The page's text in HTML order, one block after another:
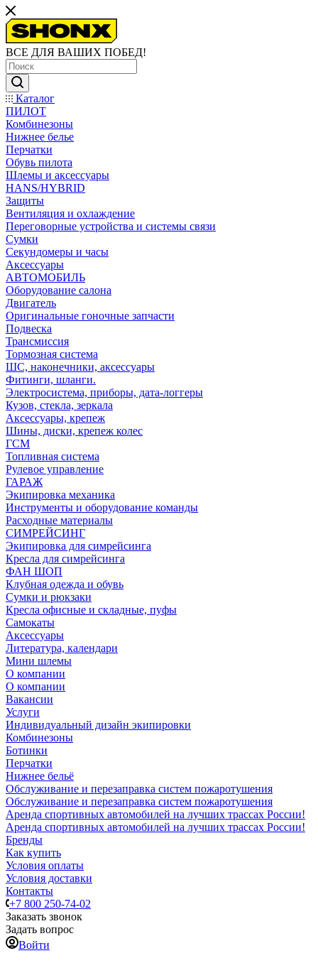
ВСЕ ДЛЯ ВАШИХ ПОБЕД!
Каталог
ПИЛОТ
Комбинезоны
Нижнее белье
Перчатки
Обувь пилота
Шлемы и аксессуары
HANS/HYBRID
Защиты
Вентиляция и охлаждение
Переговорные устройства и системы связи
Сумки
Секундомеры и часы
Аксессуары
АВТОМОБИЛЬ
Оборудование салона
Двигатель
Оригинальные гоночные запчасти
Подвеска
Трансмиссия
Тормозная система
ШС, наконечники, аксессуары
Фитинги, шланги.
Электросистема, приборы, дата-логгеры
Кузов, стекла, зеркала
Аксессуары, крепеж
Шины, диски, крепеж колес
ГСМ
Топливная система
Рулевое управление
ГАРАЖ
Экипировка механика
Инструменты и оборудование команды
Расходные материалы
СИМРЕЙСИНГ
Экипировка для симрейсинга
Кресла для симрейсинга
ФАН ШОП
Клубная одежда и обувь
Сумки и рюкзаки
Кресла офисные и складные, пуфы
Самокаты
Аксессуары
Литература, календари
Мини шлемы
О компании
О компании
Вакансии
Услуги
Индивидуальный дизайн экипировки
Комбинезоны
Ботинки
Перчатки
Нижнее бельё
Обслуживание и перезаправка систем пожаротушения
Обслуживание и перезаправка систем пожаротушения
Аренда спортивных автомобилей на лучших трассах России!
Аренда спортивных автомобилей на лучших трассах России!
Бренды
Как купить
Условия оплаты
Условия доставки
Контакты
+7 800 250-74-02
Заказать звонок
Задать вопрос
Войти